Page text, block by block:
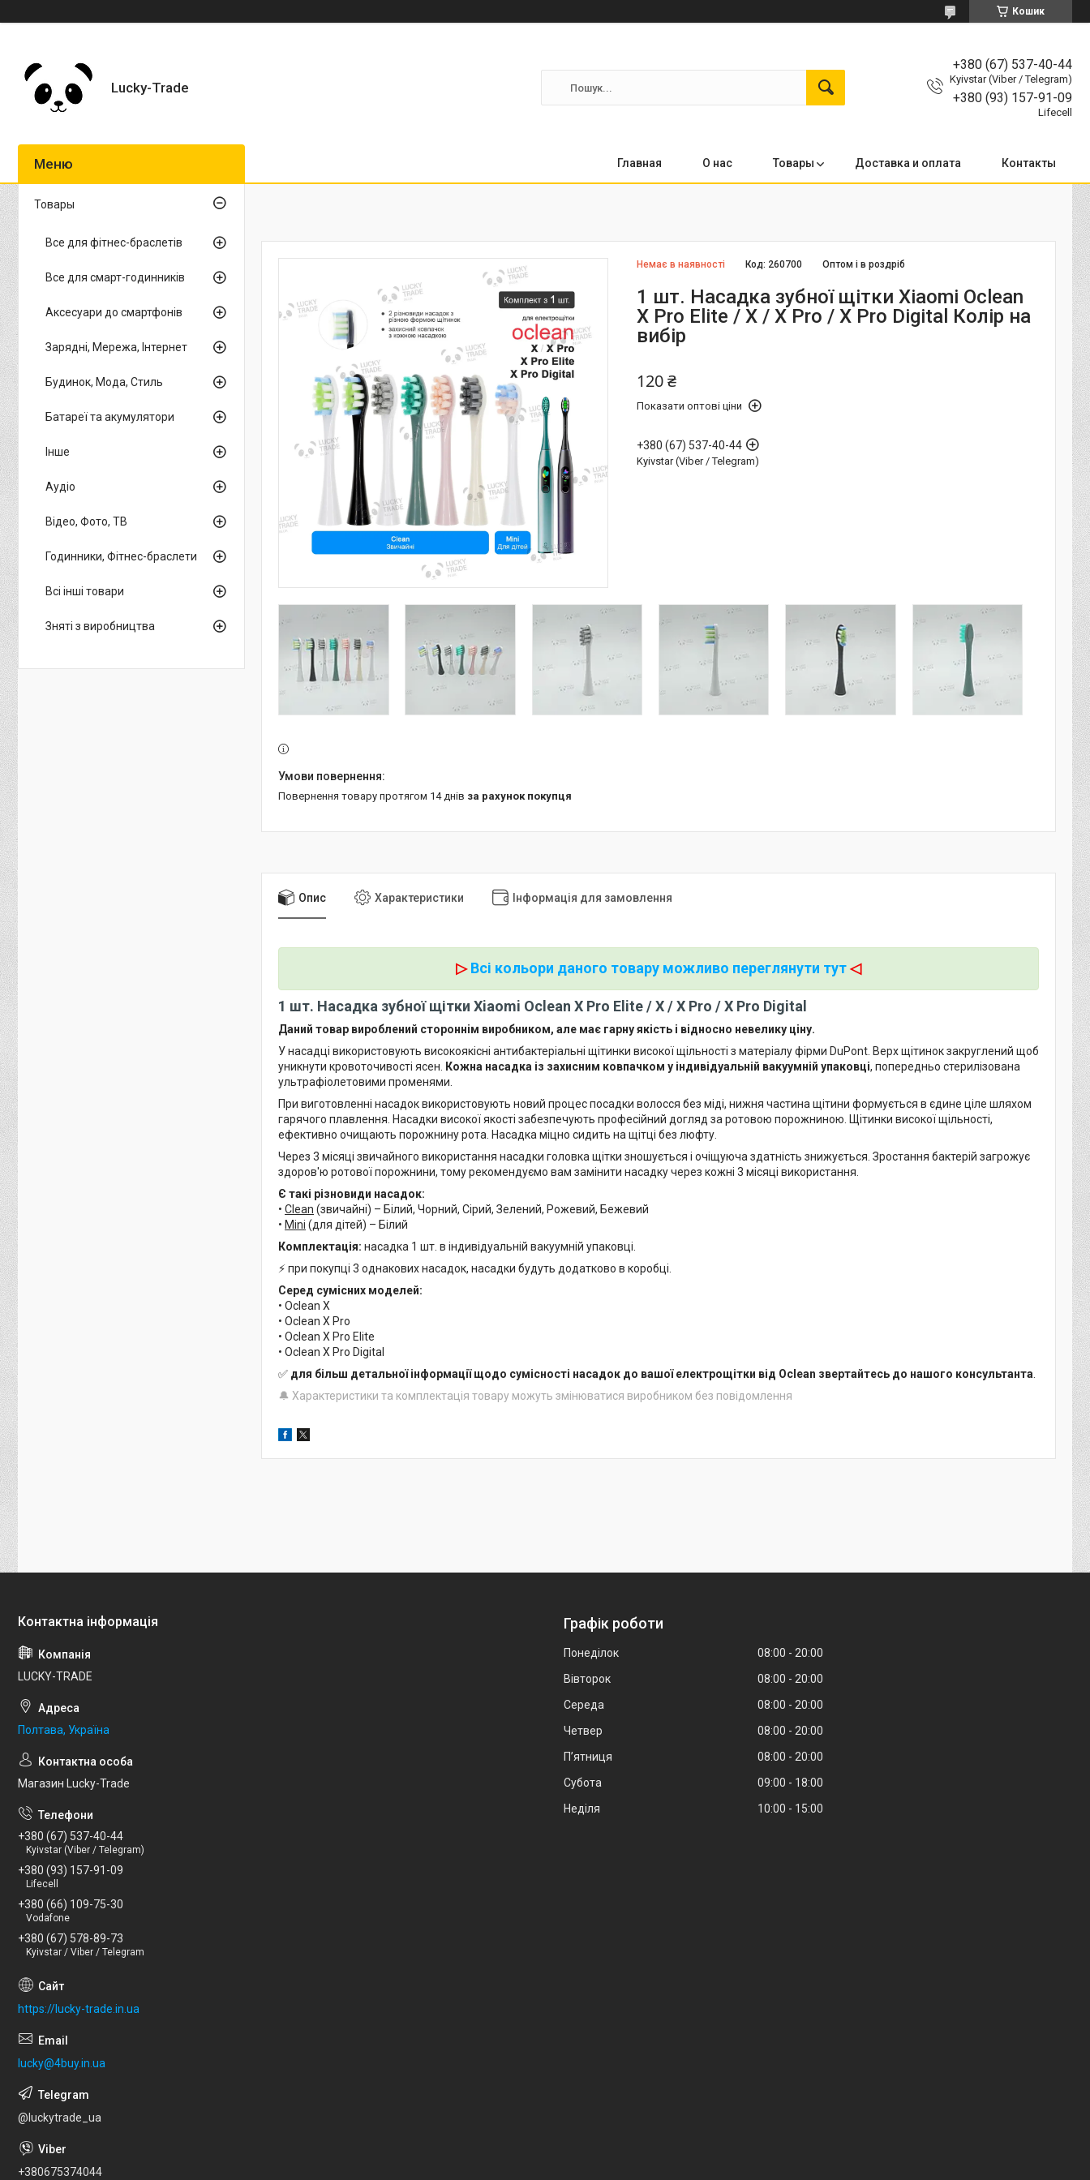
Кошик
Lucky-Trade
+380 (67) 537-40-44
Kyivstar (Viber / Telegram)
+380 (93) 157-91-09
Lifecell
Главная О нас Товары Доставка и оплата Контакты
Немає в наявності Оптом і в роздріб
Код: 260700
1 шт. Насадка зубної щітки Xiaomi Oclean
X Pro Elite / X / X Pro / X Pro Digital Колір на
вибір
120 ₴
Показати оптові ціни
+380 (67) 537-40-44
Kyivstar (Viber / Telegram)
повернення товару протягом 14 днів за рахунок покупця
Опис Характеристики Інформація для замовлення
▷Всі кольори даного товару можливо переглянути тут◁
1 шт. Насадка зубної щітки Xiaomi Oclean X Pro Elite / X / X Pro / X Pro Digital
Даний товар вироблений стороннім виробником, але має гарну якість і відносно невелику ціну.
У насадці використовують високоякісні антибактеріальні щітинки високої щільності з матеріалу фірми DuPont. Верх щітинок закруглений щоб
уникнути кровоточивості ясен. Кожна насадка із захисним ковпачком у індивідуальній вакуумній упаковці, попередньо стерилізована
ультрафіолетовими променями.
При виготовленні насадок використовують новий процес посадки волосся без міді, нижня частина щітини формується в єдине ціле шляхом
гарячого плавлення. Насадки високої якості забезпечують професійний догляд за ротовою порожниною. Щітинки високої щільності,
ефективно очищають порожнину рота. Насадка міцно сидить на щітці без люфту.
Через 3 місяці звичайного використання насадки головка щітки зношується і очіщуюча здатність знижується. Зростання бактерій загрожує
здоров'ю ротової порожнини, тому рекомендуємо вам замінити насадку через кожні 3 місяці використання.
Є такі різновиди насадок:
• Clean (звичайні) – Білий, Чорний, Сірий, Зелений, Рожевий, Бежевий
• Mini (для дітей) – Білий
Комплектація: насадка 1 шт. в індивідуальній вакуумній упаковці.
⚡ при покупці 3 однакових насадок, насадки будуть додатково в коробці.
Серед сумісних моделей:
• Oclean X
• Oclean X Pro
• Oclean X Pro Elite
• Oclean X Pro Digital
✅ для більш детальної інформації щодо сумісності насадок до вашої електрощітки від Oclean звертайтесь до нашого консультанта
🔔 Характеристики та комплектація товару можуть змінюватися виробником без повідомлення
Товары
Все для фітнес-браслетів
Все для смарт-годинників
Аксесуари до смартфонів
Зарядні, Мережа, Інтернет
Будинок, Мода, Стиль
Батареї та акумулятори
Інше
Аудіо
Відео, Фото, ТВ
Годинники, Фітнес-браслети
Всі інші товари
Зняті з виробництва
LUCKY-TRADE
Полтава, Україна
Магазин Lucky-Trade
+380 (67) 537-40-44
Kyivstar (Viber / Telegram)
+380 (93) 157-91-09
Lifecell
+380 (66) 109-75-30
Vodafone
+380 (67) 578-89-73
Kyivstar / Viber / Telegram
https://lucky-trade.in.ua
lucky@4buy.in.ua
@luckytrade_ua
+380675374044
Графік роботи
Понеділок 08:00
20:00
Вівторок
08:00
20:00
Середа
08:00
20:00
Четвер
08:00
20:00
Пʼятниця
08:00
20:00
Субота
09:00
18:00
Неділя
10:00 15:00